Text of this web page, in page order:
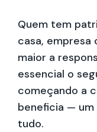
Quem tem
casa, empresa
maior a
essencial o
começando a
beneficia —
tudo.